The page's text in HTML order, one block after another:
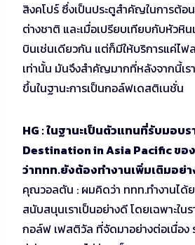
สิงคโปร์ ซึ่งเป็นประตูสำคัญในการต้อ
ต่างชาติ และเมื่อเปรียบเทียบกับหัวหิ
บินเช่นเดียวกัน แต่ก็มีให้บริการแค่ไฟ
เท่านั้น มันจึงสำคัญมากที่หลังจากนี้เร
ขึ้นในฐานะการเป็นกอล์ฟเดสติเนชั่น
HG : ในฐานะเป็นตัวแทนที่รับมอบ
Destination in Asia Pacific ขอ
ว่าททท.ยังต้องทำงานเพิ่มเติมอย่า
คุณวอลตัน : ผมคิดว่า ททท.ทำงานได้
สนับสนุนเราเป็นอย่างดี โดยเฉพาะใน
กอล์ฟ เฟสติวัล ที่จัดมาอย่างต่อเนื่อง